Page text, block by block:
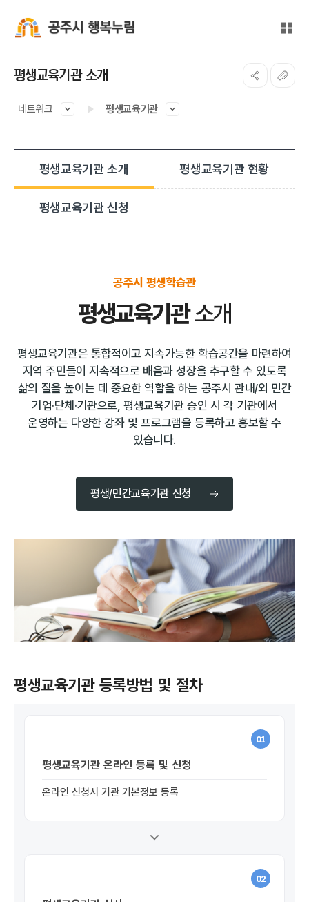
전체
평생교육기관 소개
네트워크 평생교육기관
평생교육기관 소개 평생교육기관 현황
평생교육기관 신청
공주시 평생학습관
평생교육기관소개
평생교육기관은 통합적이고 지속가능한 학습공간을 마련하여
지역 주민들이 지속적으로 배움과 성장을 추구할 수 있도록
삶의 질을 높이는 데 중요한 역할을 하는 공주시 관내/외 민간
기업·단체·기관으로, 평생교육기관 승인 시 각 기관에서
운영하는 다양한 강좌 및 프로그램을 등록하고 홍보할 수
있습니다.
평생/민간교육기관 신청
평생교육기관 등록방법 및 절차
01
평생교육기관 온라인 등록 및 신청
온라인 신청시 기관 기본정보 등록
02